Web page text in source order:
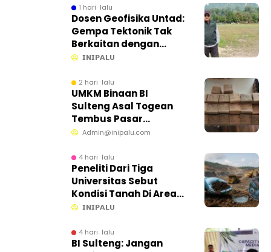
Tengah
1 hari lalu
Dosen Geofisika Untad:
Gempa Tektonik Tak
Berkaitan dengan
Aktivitas Tambang
𝗜𝗡𝗜𝗣𝗔𝗟𝗨
2 hari lalu
UMKM Binaan BI
Sulteng Asal Togean
Tembus Pasar
Internasional
Admin@inipalu.com
4 hari lalu
Peneliti Dari Tiga
Universitas Sebut
Kondisi Tanah Di Area
CPM Masih Baik
𝗜𝗡𝗜𝗣𝗔𝗟𝗨
4 hari lalu
BI Sulteng: Jangan